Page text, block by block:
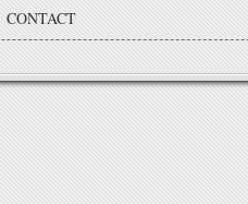
CONTACT